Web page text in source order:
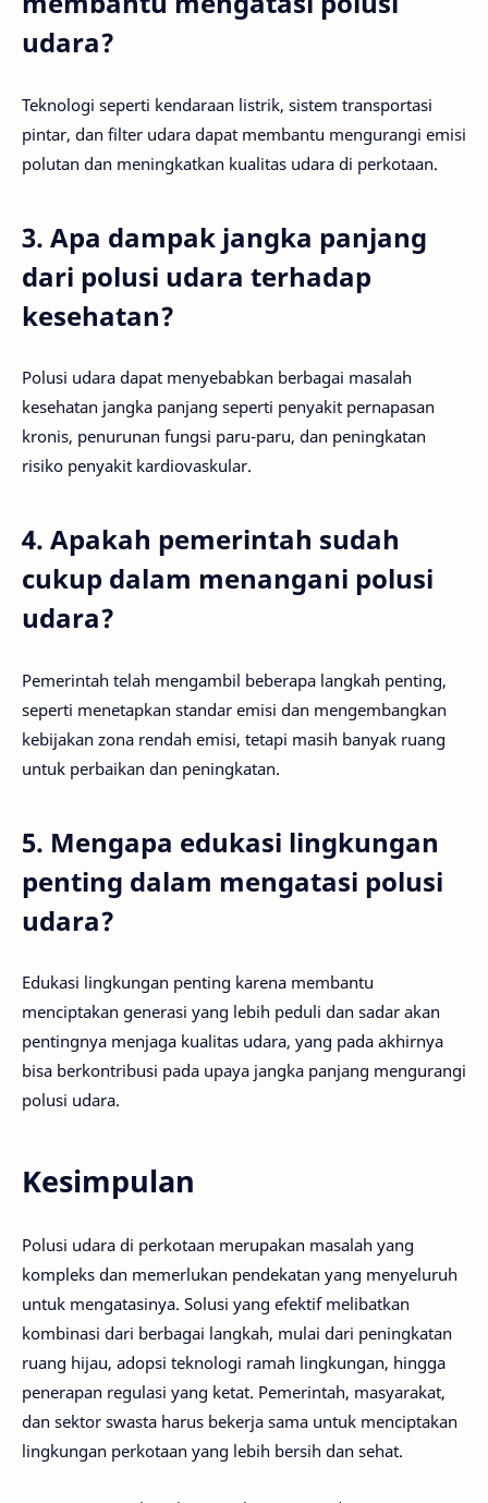
udara?
Teknologi seperti kendaraan listrik, sistem transportasi
pintar, dan filter udara dapat membantu mengurangi emisi
polutan dan meningkatkan kualitas udara di perkotaan.
3. Apa dampak jangka panjang
dari polusi udara terhadap
kesehatan?
Polusi udara dapat menyebabkan berbagai masalah
kesehatan jangka panjang seperti penyakit pernapasan
kronis, penurunan fungsi paru-paru, dan peningkatan
risiko penyakit kardiovaskular.
4. Apakah pemerintah sudah
cukup dalam menangani polusi
udara?
Pemerintah telah mengambil beberapa langkah penting,
seperti menetapkan standar emisi dan mengembangkan
kebijakan zona rendah emisi, tetapi masih banyak ruang
untuk perbaikan dan peningkatan.
5. Mengapa edukasi lingkungan
penting dalam mengatasi polusi
udara?
Edukasi lingkungan penting karena membantu
menciptakan generasi yang lebih peduli dan sadar akan
pentingnya menjaga kualitas udara, yang pada akhirnya
bisa berkontribusi pada upaya jangka panjang mengurangi
polusi udara.
Kesimpulan
Polusi udara di perkotaan merupakan masalah yang
kompleks dan memerlukan pendekatan yang menyeluruh
untuk mengatasinya. Solusi yang efektif melibatkan
kombinasi dari berbagai langkah, mulai dari peningkatan
ruang hijau, adopsi teknologi ramah lingkungan, hingga
penerapan regulasi yang ketat. Pemerintah, masyarakat,
dan sektor swasta harus bekerja sama untuk menciptakan
lingkungan perkotaan yang lebih bersih dan sehat.